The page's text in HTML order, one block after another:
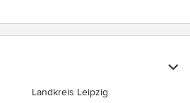
Landkreis Leipzig